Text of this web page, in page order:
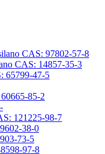
CAS: 97802-57-8
CAS: 14857-35-3
65799-47-5
85-2
121225-98-7
38-0
73-5
97-8